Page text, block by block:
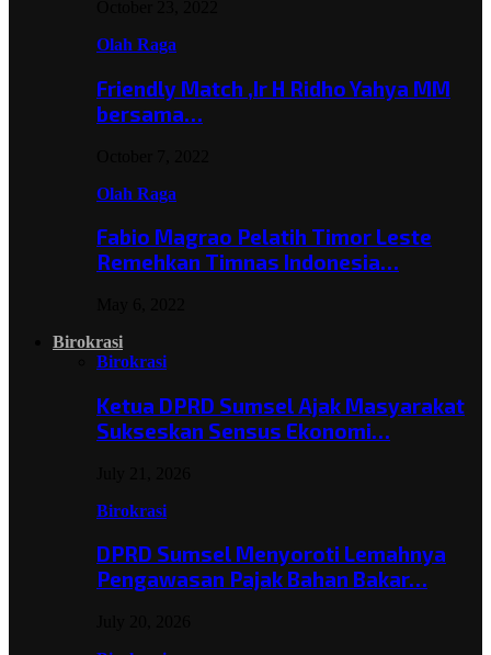
Olah Raga
Friendly Match ,Ir H Ridho Yahya MM
bersama…
Olah Raga
Fabio Magrao Pelatih Timor Leste
Remehkan Timnas Indonesia…
Birokrasi
Birokrasi
Ketua DPRD Sumsel Ajak Masyarakat
Sukseskan Sensus Ekonomi…
Birokrasi
DPRD Sumsel Menyoroti Lemahnya
Pengawasan Pajak Bahan Bakar…